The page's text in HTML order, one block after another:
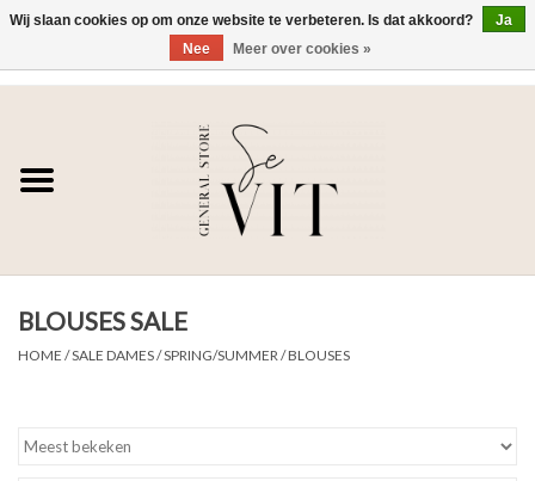
SE VIT
HEREN
SALE DAMES
BLOUSES SALE
HOME /SALE DAMES/SPRING/SUMMER /BLOUSES
Wij slaan cookies op om onze website te verbeteren. Is dat akkoord?
Ja
Nee
Meer over cookies »